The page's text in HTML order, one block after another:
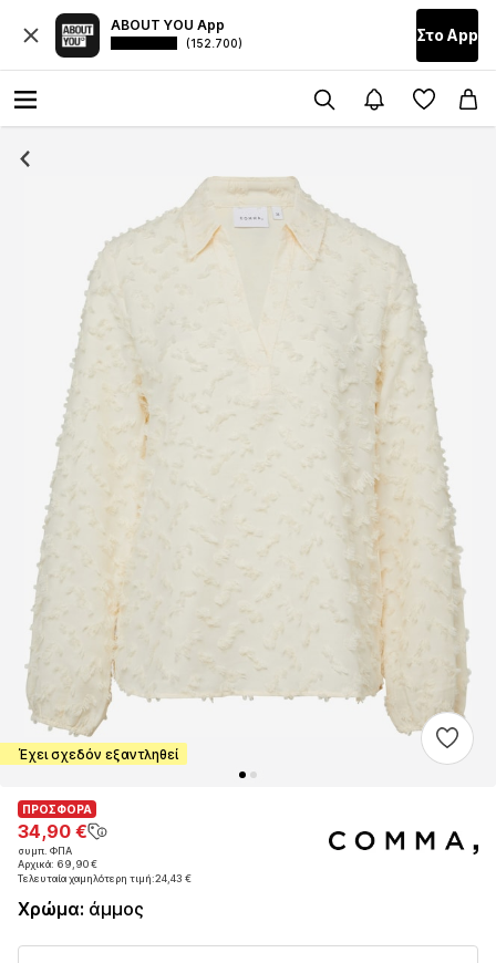
ABOUT YOU App
(152.700) Στο Αpp
Έχει σχεδόν εξαντληθεί
ΠΡΟΣΦΟΡΑ
34,90 €
συμπ. ΦΠΑ
Αρχικά: 69,90 €
Τελευταία χαμηλότερη τιμή:24,43 €
ΠΡΟΣΦΟΡΑ
34,90 €
συμπ. ΦΠΑ
Αρχικά: 69,90 €
Τελευταία χαμηλότερη τιμή:24,43 €
Χρώμα: άμμος